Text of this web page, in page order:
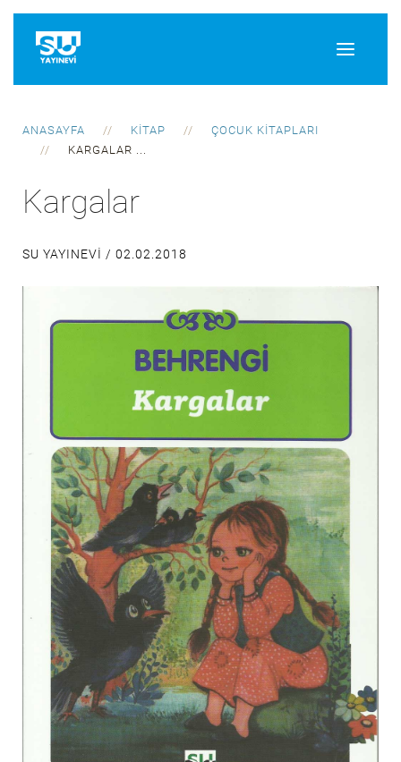
ANASAYFA KITAP
ÇOCUK KITAPLARI
KARGALAR ...
Kargalar
SU YAYINEVI / 02.02.2018